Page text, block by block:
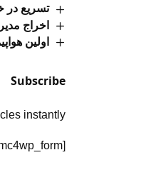
تسریع در
اخراج
اولین
Subscribe
instantly!
[mc4wp_form]